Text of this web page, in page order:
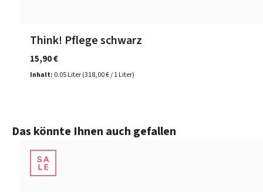
Think! Pflege schwarz
Inhalt: 0.05 Liter(318,00 € / 1 Liter)
15,90 €
Produktgalerie überspringen
Das könnte Ihnen auch gefallen